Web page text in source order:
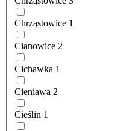
Chrząstowice 1
Cianowice 2
Cichawka 1
Cieniawa 2
Cieślin 1